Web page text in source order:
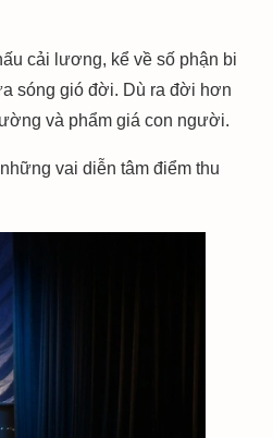
cải lương, kể về số phận bi
sóng gió đời. Dù ra đời hơn
và phẩm giá con người.
vai diễn tâm điểm thu